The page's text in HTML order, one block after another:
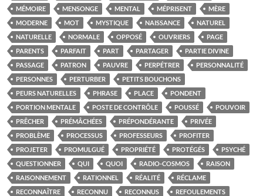
MÉMOIRE
MENSONGE MENTAL MÉPRISENT
MÈRE
MODERNE
MOT MYSTIQUE NAISSANCE
NATUREL
NATURELLE
NORMALE OPPOSÉ OUVRIERS
PAGE
PARENTS
PARFAIT PART PARTAGER
PARTIE DIVINE
PASSAGE
PATRON PAUVRE PERPÉTRER
PERSONNALITÉ
PERSONNES
PERTURBER
PETITS BOUCHONS
PEURS NATURELLES
PHRASE PLACE
PONDENT
PORTION MENTALE
POSTE DE CONTRÔLE POUSSÉ
POUVOIR
PRÊCHER
PRÉMÂCHÉES PRÉPONDÉRANTE
PRIVÉE
PROBLÈME
PROCESSUS PROFESSEURS
PROFITER
PROJETER
PROMULGUÉ PROPRIÉTÉ PROTÉGÉS
PSYCHÉ
QUESTIONNER
QUI QUOI RADIO-COSMOS
RAISON
RAISONNEMENT
RATIONNEL RÉALITÉ
RÉCLAME
RECONNAÎTRE
RECONNU RECONNUS
REFOULEMENTS